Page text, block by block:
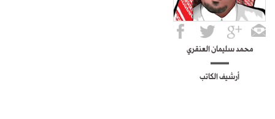
محمد سليمان العنقري
أرشيف الكاتب